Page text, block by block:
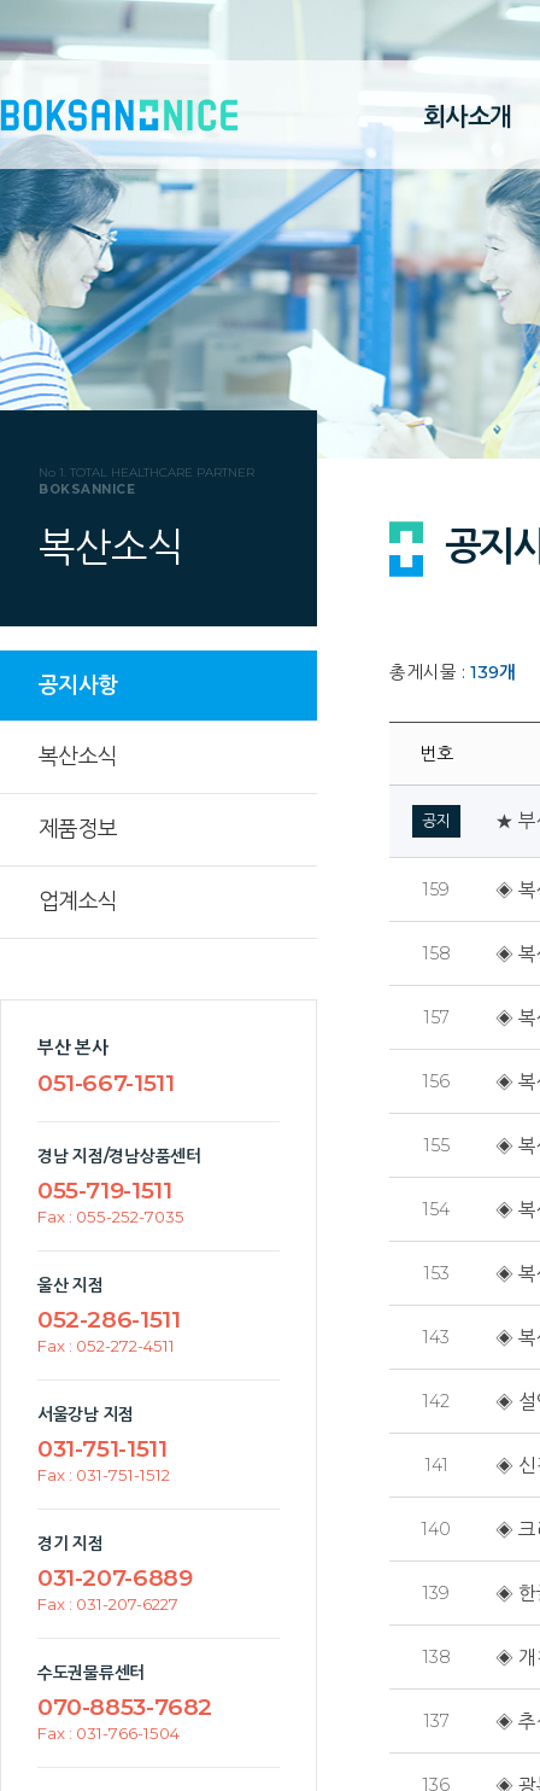
회사소개
No 1. TOTAL HEALTHCARE PARTNER
BOKSANNICE
복산소식
공지사항
복산소식
제품정보
업계소식
부산 본사
051-667-1511
경남 지점/경남상품센터
055-719-1511
Fax : 055-252-7035
울산 지점
052-286-1511
Fax : 052-272-4511
서울강남 지점
031-751-1511
Fax : 031-751-1512
경기 지점
031-207-6889
Fax : 031-207-6227
수도권물류센터
070-8853-7682
Fax : 031-766-1504
공지
총게시물 : 139개
번호
공지 ★ 부
159 ◈ 복
158 ◈ 복
157 ◈ 복
156 ◈ 복
155 ◈ 복
154 ◈ 복
153 ◈ 복
143 ◈ 복
142 ◈ 설
141 ◈ 신
140 ◈ 크
139 ◈ 한
138 ◈ 개
137 ◈ 추
136 ◈ 광